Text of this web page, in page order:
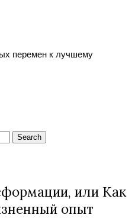
перемен к лучшему
или Как
опыт